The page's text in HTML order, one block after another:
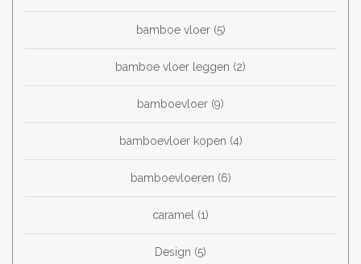
bamboe vloer (5)
bamboe vloer leggen (2)
bamboevloer (9)
bamboevloer kopen (4)
bamboevloeren (6)
caramel (1)
Design (5)